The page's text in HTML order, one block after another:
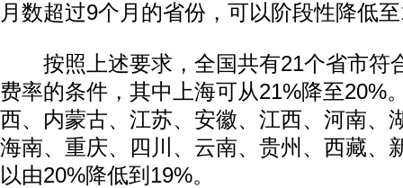
月数超过9个月的省份，可以阶段性降低
按照上述要求，全国共有21个省市符
费率的条件，其中上海可从21%降至20%
西、内蒙古、江苏、安徽、江西、河南、
海南、重庆、四川、云南、贵州、西藏、
以由20%降低到19%。